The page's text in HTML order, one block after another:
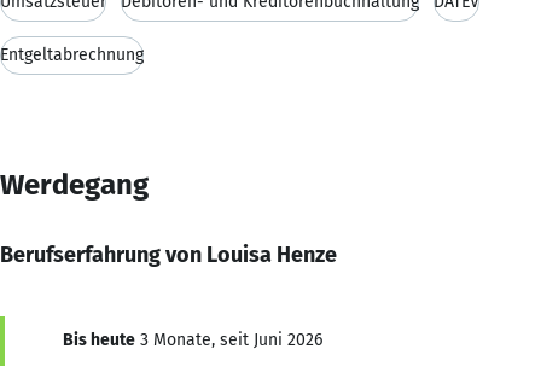
Entgeltabrechnung
Werdegang
Berufserfahrung von Louisa Henze
Bis heute 3 Monate, seit Juni 2026